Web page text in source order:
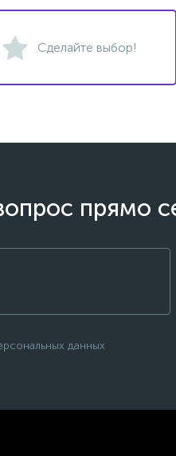
Сделайте выбор!
прямо
данных